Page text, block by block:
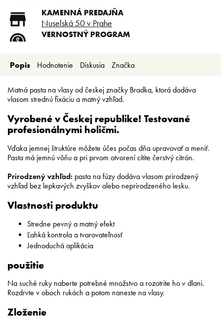
KAMENNÁ PREDAJŇA
Nuselská 50 v Prahe
VERNOSTNÝ PROGRAM
Doprava zadarmo od 80 €
Nízke ceny pre holičov a
kaderníkov
Popis Hodnotenie Diskusia Značka
Matná pasta na vlasy od českej značky Bradka, ktorá dodáva
vlasom strednú fixáciu a matný vzhľad.
Vyrobené v Českej republike! Testované
profesionálnymi holičmi.
Vďaka jemnej štruktúre môžete účes počas dňa upravovať a meniť.
Pasta má jemnú vôňu a pri prvom otvorení cítite čerstvý citrón.
Prirodzený vzhľad: pasta na fúzy dodáva vlasom prirodzený
vzhľad bez lepkavých zvyškov alebo neprirodzeného lesku.
Vlastnosti produktu
Stredne pevný a matný efekt
Ľahká kontrola a tvarovateľnosť
Jednoduchá aplikácia
použitie
Na suché ruky naberte potrebné množstvo a rozotrite ho v dlani.
Rozdrvte v oboch rukách a potom naneste na vlasy.
Zloženie